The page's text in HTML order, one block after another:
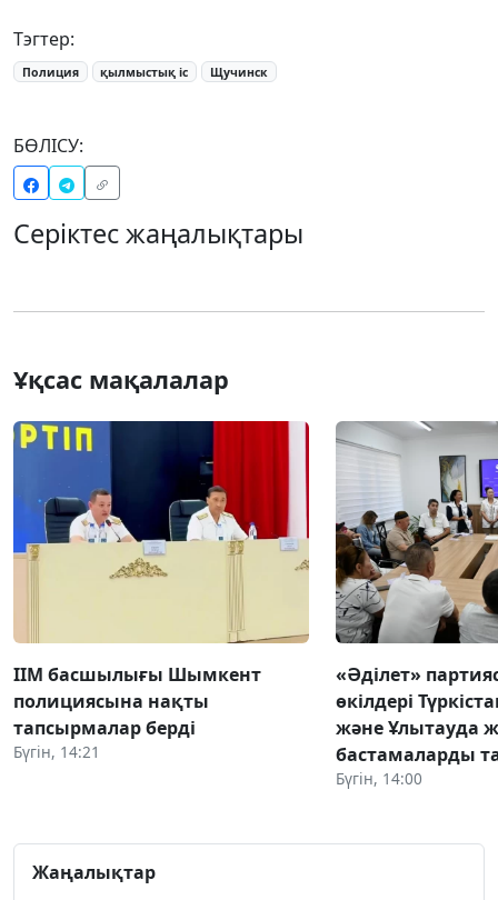
Тэгтер:
Полиция қылмыстық іс Щучинск
БӨЛІСУ:
Серіктес жаңалықтары
Ұқсас мақалалар
ІІМ басшылығы Шымкент
полициясына нақты
тапсырмалар берді
Бүгін, 14:21
«Әділет»
өкілдері
және Ұлытауда
бастамаларды
Бүгін, 14:00
Жаңалықтар